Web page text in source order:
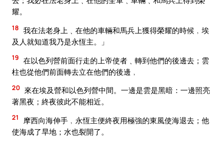
耀。
18 我在法老身上﹑在他的車輛和馬兵上獲得榮耀的時候﹐埃
及人就知道我乃是永恆主。」
19 在以色列營前面行走的上帝使者﹑轉到他們的後邊去；雲
柱也從他們前面轉去立在他們的後邊﹐
20 來在埃及營和以色列營中間。一邊是雲是黑暗：一邊照亮
著黑夜；終夜彼此不能相近。
21
摩西向海伸手﹐永恆主便終夜用極強的東風使海退去；他
使海成了旱地；水也裂開了。